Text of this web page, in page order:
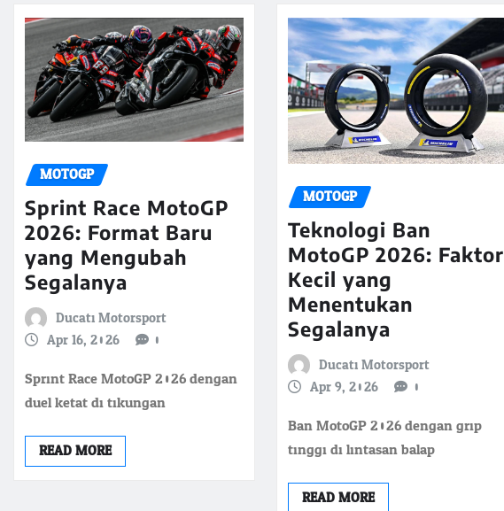
MOTOGP
Sprint Race MotoGP
2026: Format Baru
yang Mengubah
Segalanya
Ducati Motorsport
Apr 16, 2026
0
Sprint Race MotoGP 2026 dengan
duel ketat di tikungan
READ MORE
MOTOGP
Teknologi Ban
MotoGP 2026: Faktor
Kecil yang
Menentukan
Segalanya
Ducati Motorsport
Apr 9, 2026
0
Ban MotoGP 2026 dengan grip
tinggi di lintasan balap
READ MORE